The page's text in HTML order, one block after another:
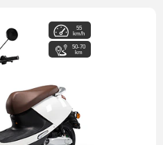
55
km/h
50-70
km